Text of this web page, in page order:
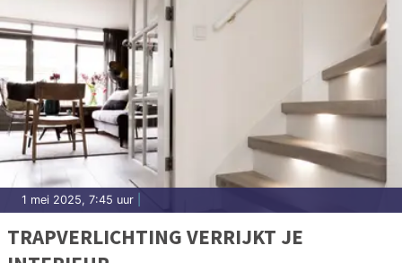
1 mei 2025, 7:45 uur
TRAPVERLICHTING VERRIJKT JE